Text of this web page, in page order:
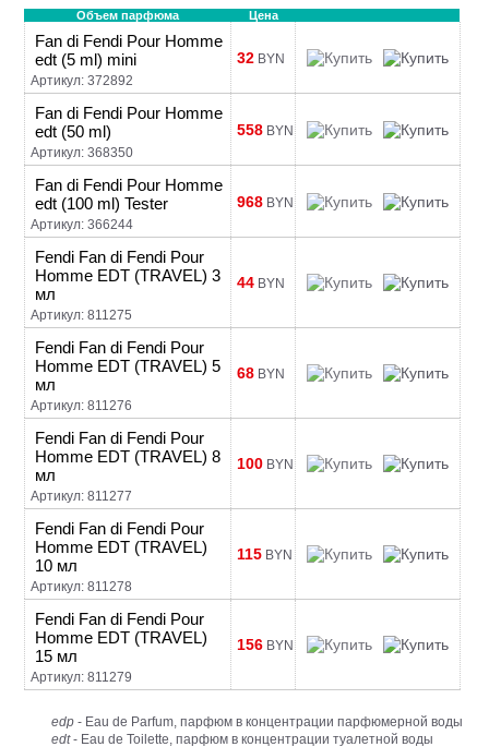
Объем парфюма Цена
Fan di Fendi Pour Homme
edt (5 ml) mini
Артикул: 372892
32 BYN
Fan di Fendi Pour Homme
edt (50 ml)
Артикул: 368350
558 BYN
Fan di Fendi Pour Homme
edt (100 ml) Tester
Артикул: 366244
968 BYN
Fendi Fan di Fendi Pour
Homme EDT (TRAVEL) 3
мл
Артикул: 811275
44 BYN
Fendi Fan di Fendi Pour
Homme EDT (TRAVEL) 5
мл
Артикул: 811276
68 BYN
Fendi Fan di Fendi Pour
Homme EDT (TRAVEL) 8
мл
Артикул: 811277
100 BYN
Fendi Fan di Fendi Pour
Homme EDT (TRAVEL)
10 мл
Артикул: 811278
115 BYN
Fendi Fan di Fendi Pour
Homme EDT (TRAVEL)
15 мл
Артикул: 811279
156 BYN
edp - Eau de Parfum, парфюм в концентрации парфюмерной воды
edt- Eau de Toilette, парфюм в концентрации туалетной воды